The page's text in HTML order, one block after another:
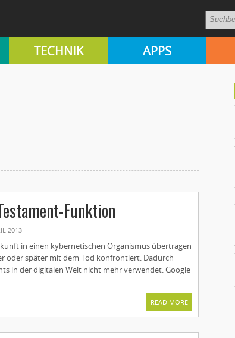
TECHNIK APPS
Funktion
2013
in einen kybernetischen Organismus übertragen
oder später mit dem Tod konfrontiert. Dadurch
in der digitalen Welt nicht mehr verwendet. Google
READ MORE